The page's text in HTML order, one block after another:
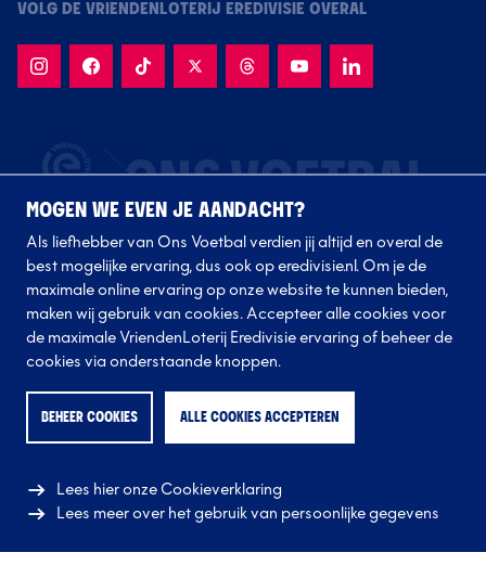
VOLG DE VRIENDENLOTERIJ EREDIVISIE OVERAL
Volg onze clubs
© 2026 Eredivisie CV
MOGEN WE EVEN JE AANDACHT?
Als liefhebber van Ons Voetbal verdien jij altijd en overal de
best mogelijke ervaring, dus ook op eredivisie.nl. Om je de
maximale online ervaring op onze website te kunnen bieden,
maken wij gebruik van cookies. Accepteer alle cookies voor
de maximale VriendenLoterij Eredivisie ervaring of beheer de
cookies via onderstaande knoppen.
BEHEER COOKIES ALLE COOKIES ACCEPTEREN
Lees hier onze Cookieverklaring
Lees meer over het gebruik van persoonlijke gegevens